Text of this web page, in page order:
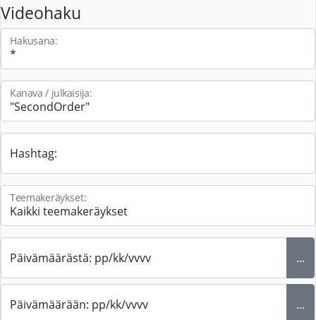
Videohaku
Hakusana:
Kanava / julkaisija:
Hashtag:
Teemakeräykset:
Päivämäärästä: pp/kk/vvvv ...
Päivämäärään: pp/kk/vvvv ...